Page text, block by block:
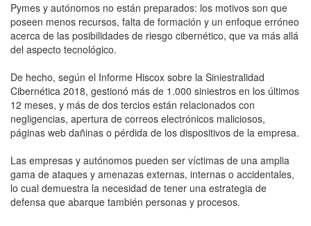
Pymes y autónomos no están preparados: los motivos son que
poseen menos recursos, falta de formación y un enfoque erróneo
acerca de las posibilidades de riesgo cibernético, que va más allá
del aspecto tecnológico.
De hecho, según el Informe Hiscox sobre la Siniestralidad
Cibernética 2018, gestionó más de 1.000 siniestros en los últimos
12 meses, y más de dos tercios están relacionados con
negligencias, apertura de correos electrónicos maliciosos,
páginas web dañinas o pérdida de los dispositivos de la empresa.
Las empresas y autónomos pueden ser víctimas de una amplia
gama de ataques y amenazas externas, internas o accidentales,
lo cual demuestra la necesidad de tener una estrategia de
defensa que abarque también personas y procesos.